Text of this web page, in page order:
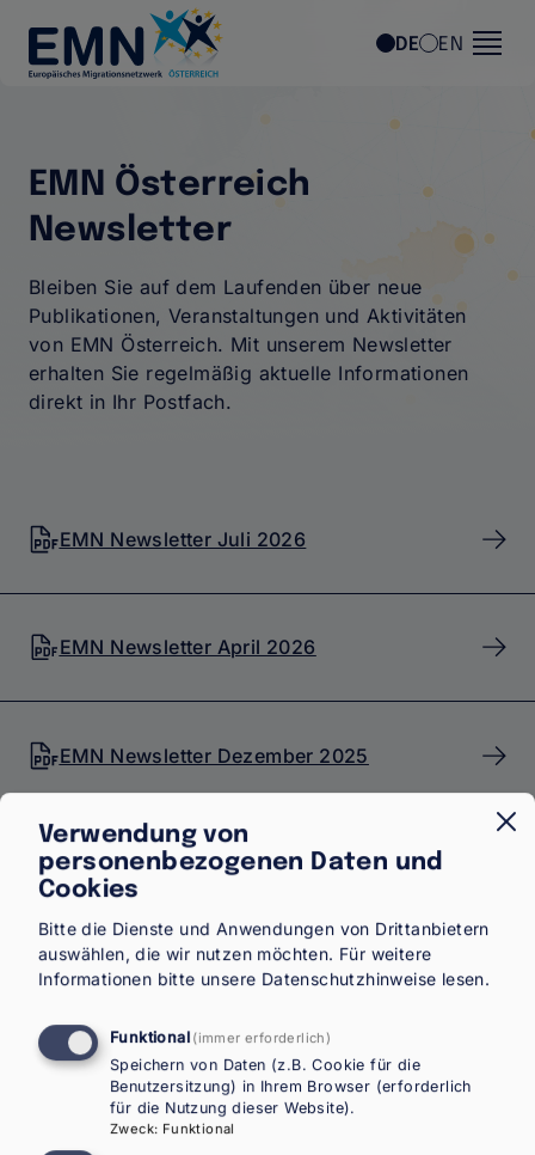
Direkt zum Inhalt
DE EN
EMN Österreich
Newsletter
Bleiben Sie auf dem Laufenden über neue
Publikationen, Veranstaltungen und Aktivitäten
von EMN Österreich. Mit unserem Newsletter
erhalten Sie regelmäßig aktuelle Informationen
direkt in Ihr Postfach.
Austria
EMN Newsletter Juli 2026
EMN Newsletter April 2026
EMN Newsletter Dezember 2025
EMN Newsletter Oktober 2025
EMN Newsletter Juli 2025
EMN Newsletter April 2025
Verwendung von
personenbezogenen Daten und
Cookies
Bitte die Dienste und Anwendungen von Drittanbietern
auswählen, die wir nutzen möchten. Für weitere
Informationen bitte unsere Datenschutzhinweise lesen.
Funktional (immer erforderlich)
Speichern von Daten (z.B. Cookie für die
Benutzersitzung) in Ihrem Browser (erforderlich
für die Nutzung dieser Website).
Zweck: Funktional